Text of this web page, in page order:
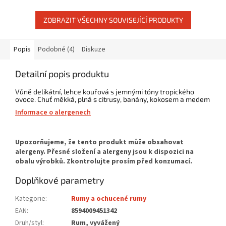
ZOBRAZIT VŠECHNY SOUVISEJÍCÍ PRODUKTY
Popis Podobné (4) Diskuze
Detailní popis produktu
Vůně delikátní, lehce kouřová s jemnými tóny tropického
ovoce. Chuť měkká, plná s citrusy, banány, kokosem a medem
Informace o alergenech
Doplňkové parametry
Kategorie:
Rumy a ochucené rumy
EAN:
8594009451342
Druh/styl: Rum, vyvážený